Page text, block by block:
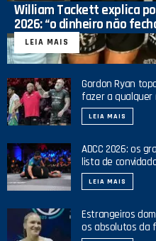
William Tackett explica
2026: “o dinheiro não
LEIA MAIS
Gordon Ryan
fazer a qualquer
LEIA MAIS
ADCC 2026: os
lista de
LEIA MAIS
Estrangeiros
os absolutos da